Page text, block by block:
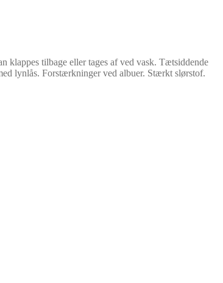
klappes tilbage eller tages af ved vask. Tætsiddende
lynlås. Forstærkninger ved albuer. Stærkt slørstof.